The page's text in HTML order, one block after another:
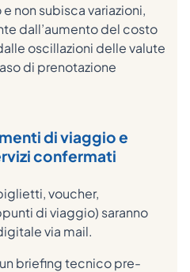
non subisca variazioni,
dall’aumento del costo
oscillazioni delle valute
di prenotazione
di viaggio e
confermati
voucher,
di viaggio) saranno
via mail.
briefing tecnico pre-